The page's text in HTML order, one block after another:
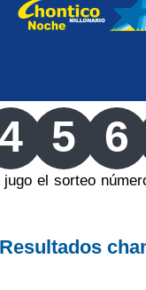
5 6
jugo el sorteo
Resultados